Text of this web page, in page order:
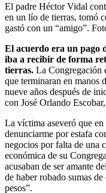
El padre Héctor Vidal
en un lío de tierras, tomó
gastó con un “amigo”.
El acuerdo era un pago
iba a recibir de forma
tierras. La Congregación
que terminaran en manos
nueve años después de
con José Orlando
La víctima aseveró que en
denunciarme por estafa
negocios por falta de una
económica de su
acusaban de ser amante
de haber robado sumas
pesos”.